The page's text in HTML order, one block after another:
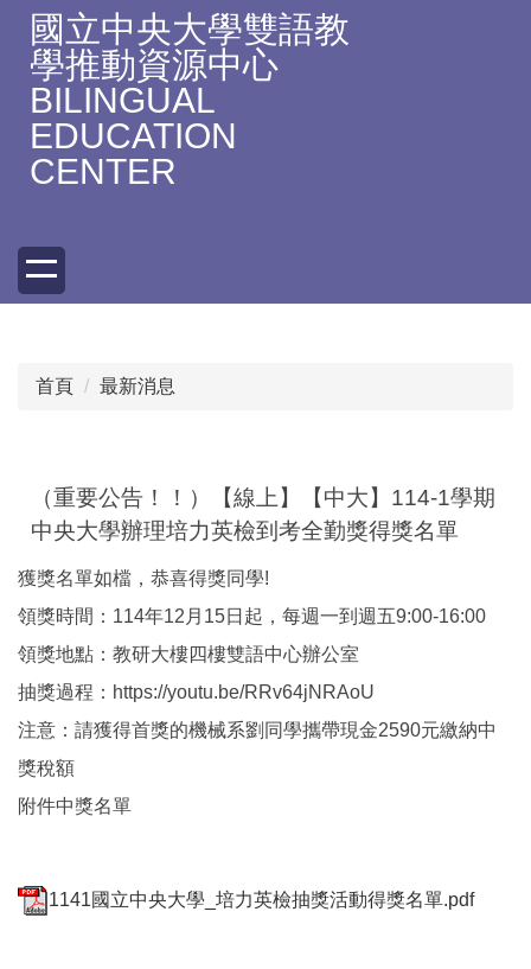
國立中央大學雙語教
學推動資源中心
BILINGUAL
EDUCATION
CENTER
首頁 最新消息
（重要公告！！）【線上】【中大】114-1學期
中央大學辦理培力英檢到考全勤獎得獎名單
獲獎名單如檔，恭喜得獎同學!
領獎時間：114年12月15日起，每週一到週五9:00-16:00
領獎地點：教研大樓四樓雙語中心辦公室
抽獎過程：https://youtu.be/RRv64jNRAoU
注意：請獲得首獎的機械系劉同學攜帶現金2590元繳納中
獎稅額
附件中獎名單
1141國立中央大學_培力英檢抽獎活動得獎名單.pdf